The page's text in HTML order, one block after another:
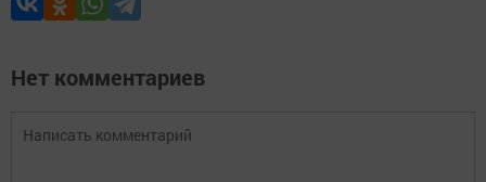
Нет комментариев